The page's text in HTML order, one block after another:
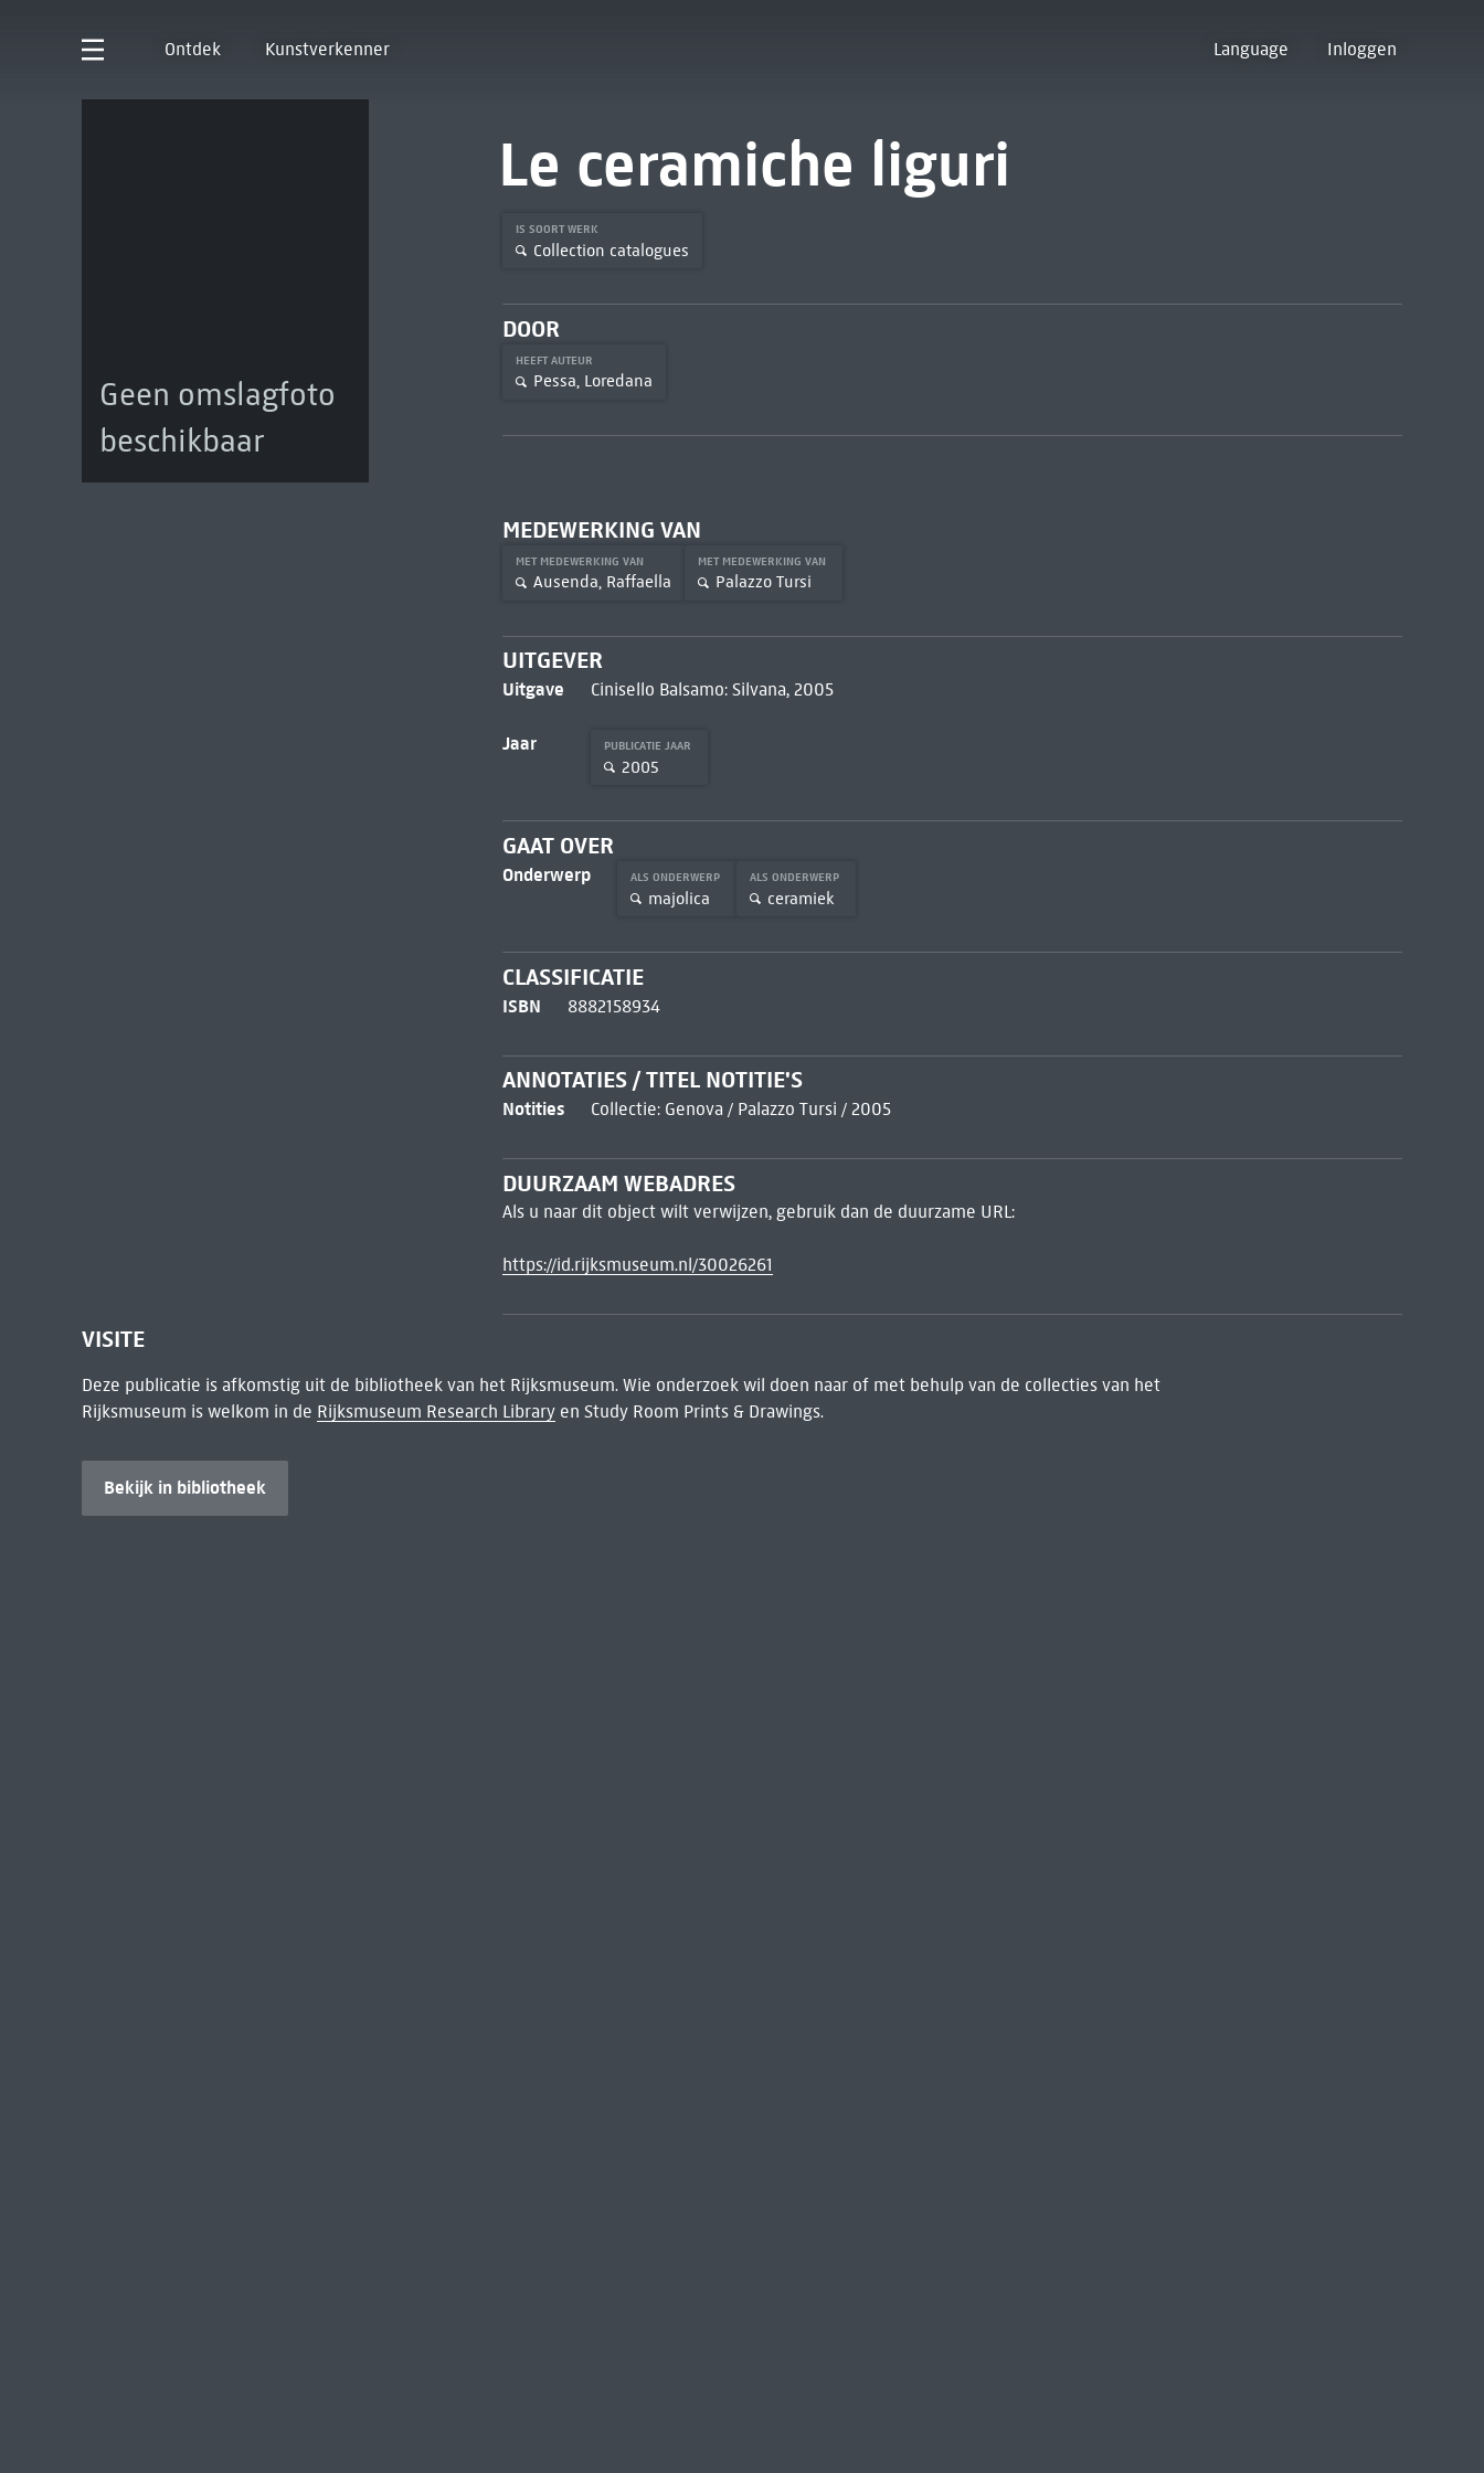
Ontdek Kunstverkenner Language Inloggen
Geen omslagfoto
beschikbaar
Le ceramiche liguri
IS SOORT WERK
Collection catalogues
DOOR
HEEFT AUTEUR
Pessa, Loredana
MEDEWERKING VAN
MET MEDEWERKING VAN
Ausenda, Raffaella
MET MEDEWERKING VAN
Palazzo Tursi
UITGEVER
Uitgave Cinisello Balsamo: Silvana, 2005
Jaar PUBLICATIE JAAR
2005
GAAT OVER
Onderwerp ALS ONDERWERP
majolica
ALS ONDERWERP
ceramiek
CLASSIFICATIE
ISBN 8882158934
ANNOTATIES / TITEL NOTITIE'S
Notities Collectie: Genova / Palazzo Tursi / 2005
DUURZAAM WEBADRES
Als u naar dit object wilt verwijzen, gebruik dan de duurzame URL:
https://id.rijksmuseum.nl/30026261
VISITE
Deze publicatie is afkomstig uit de bibliotheek van het Rijksmuseum. Wie onderzoek wil doen naar of met behulp van de collecties van het
Rijksmuseum is welkom in de Rijksmuseum Research Libraryen Study Room Prints & Drawings.
Bekijk in bibliotheek